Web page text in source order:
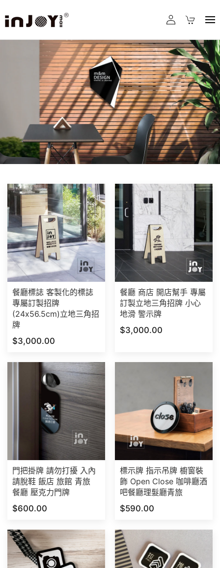
餐廳標誌 客製化的標誌
專屬訂製招牌
(24x56.5cm)立地三角招
牌
$3,000.00
餐廳 商店 開店幫手 專屬
訂製立地三角招牌 小心
地滑 警示牌
$3,000.00
門把掛牌 請勿打擾 入內
請脫鞋 飯店 旅館 青旅
餐廳 壓克力門牌
$600.00
標示牌 指示吊牌 櫥窗裝
飾 Open Close 咖啡廳酒
吧餐廳理髮廳青旅
$590.00